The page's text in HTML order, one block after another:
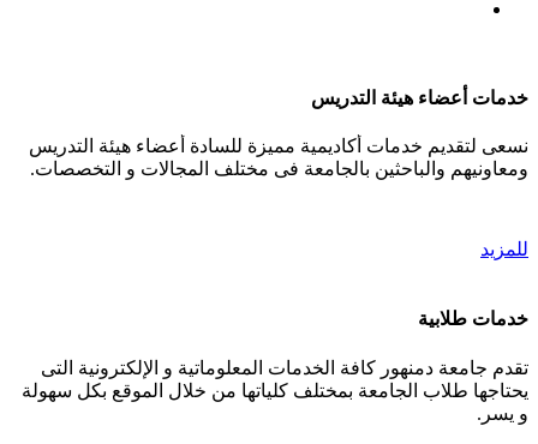
خدمات أعضاء هيئة التدريس
نسعى لتقديم خدمات أكاديمية مميزة للسادة أعضاء هيئة التدريس
ومعاونيهم والباحثين بالجامعة فى مختلف المجالات و التخصصات.
للمزيد
خدمات طلابية
تقدم جامعة دمنهور كافة الخدمات المعلوماتية و الإلكترونية التى
يحتاجها طلاب الجامعة بمختلف كلياتها من خلال الموقع بكل سهولة
و يسر.